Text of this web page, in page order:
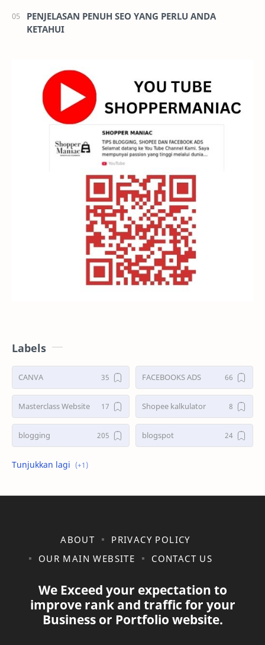
PENJELASAN PENUH SEO YANG PERLU ANDA
KETAHUI
Labels
CANVA FACEBOOKS ADS
Masterclass Website Shopee kalkulator
blogging blogspot
shopee
ABOUT
PRIVACY POLICY
OUR MAIN WEBSITE
CONTACT US
We Exceed your expectation to
improve rank and traffic for your
Business or Portfolio website.